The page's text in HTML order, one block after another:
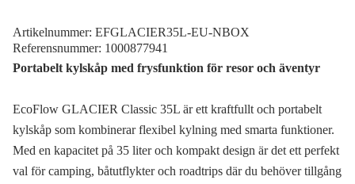
Artikelnummer: EFGLACIER35L-EU-NBOX
Referensnummer: 1000877941
Portabelt kylskåp med frysfunktion för resor och äventyr
EcoFlow GLACIER Classic 35L är ett kraftfullt och portabelt
kylskåp som kombinerar flexibel kylning med smarta funktioner.
Med en kapacitet på 35 liter och kompakt design är det ett perfekt
val för camping, båtutflykter och roadtrips där du behöver tillgång